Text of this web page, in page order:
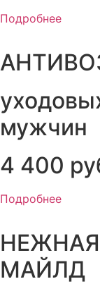
Подробнее
мужчин
4 400
Подробнее
МАЙЛД